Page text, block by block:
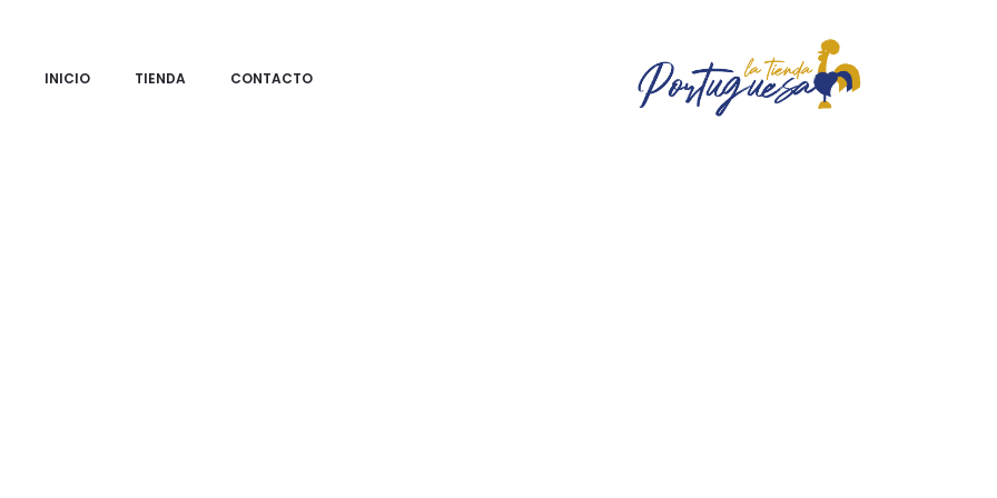
INICIO TIENDA CONTACTO